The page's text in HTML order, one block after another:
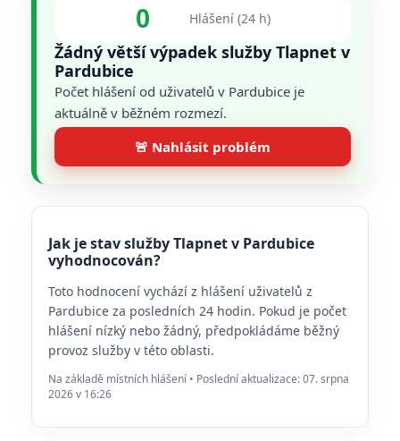
0 Hlášení (24 h)
Žádný větší výpadek služby Tlapnet v
Pardubice
Počet hlášení od uživatelů v Pardubice je
aktuálně v běžném rozmezí.
🚨 Nahlásit problém
Jak je stav služby Tlapnet v Pardubice
vyhodnocován?
Toto hodnocení vychází z hlášení uživatelů z
Pardubice za posledních 24 hodin. Pokud je počet
hlášení nízký nebo žádný, předpokládáme běžný
provoz služby v této oblasti.
Na základě místních hlášení • Poslední aktualizace: 07. srpna
2026 v 16:26